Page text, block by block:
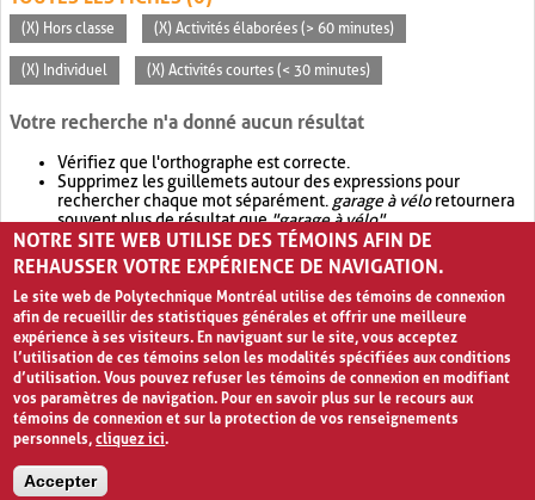
(X) Hors classe (X) Activités élaborées (> 60 minutes)
(X) Individuel (X) Activités courtes (< 30 minutes)
Votre recherche n'a donné aucun résultat
Vérifiez que l'orthographe est correcte.
Supprimez les guillemets autour des expressions pour
rechercher chaque mot séparément. garage à véloretournera
souvent plus de résultat que"garage à vélo".
Envisagez d'élargir votre recherche avec OR.garage OR vélo
retournera souvent plus de résultat quegarage à vélo
NOTRE SITE WEB UTILISE DES TÉMOINS AFIN DE
REHAUSSER VOTRE EXPÉRIENCE DE NAVIGATION.
Le site web de Polytechnique Montréal utilise des témoins de connexion
afin de recueillir des statistiques générales et offrir une meilleure
expérience à ses visiteurs. En naviguant sur le site, vous acceptez
l’utilisation de ces témoins selon les modalités spécifiées aux conditions
d’utilisation. Vous pouvez refuser les témoins de connexion en modifiant
vos paramètres de navigation. Pour en savoir plus sur le recours aux
témoins de connexion et sur la protection de vos renseignements
personnels,cliquez ici.
Accepter